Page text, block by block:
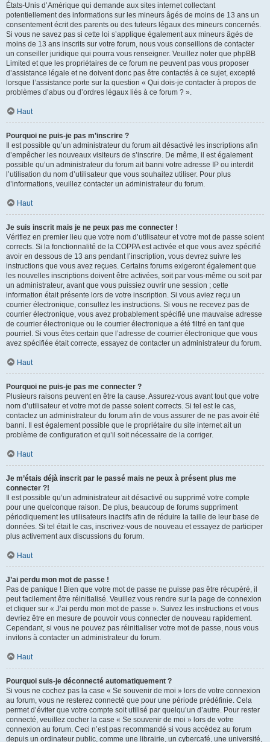
États-Unis d’Amérique qui demande aux sites internet collectant
potentiellement des informations sur les mineurs âgés de moins de 13 ans un
consentement écrit des parents ou des tuteurs légaux des mineurs concernés.
Si vous ne savez pas si cette loi s’applique également aux mineurs âgés de
moins de 13 ans inscrits sur votre forum, nous vous conseillons de contacter
un conseiller juridique qui pourra vous renseigner. Veuillez noter que phpBB
Limited et que les propriétaires de ce forum ne peuvent pas vous proposer
d’assistance légale et ne doivent donc pas être contactés à ce sujet, excepté
lorsque l’assistance porte sur la question « Qui dois-je contacter à propos de
problèmes d’abus ou d’ordres légaux liés à ce forum ? ».
Haut
Pourquoi ne puis-je pas m’inscrire ?
Il est possible qu’un administrateur du forum ait désactivé les inscriptions afin
d’empêcher les nouveaux visiteurs de s’inscrire. De même, il est également
possible qu’un administrateur du forum ait banni votre adresse IP ou interdit
l’utilisation du nom d’utilisateur que vous souhaitez utiliser. Pour plus
d’informations, veuillez contacter un administrateur du forum.
Haut
Je suis inscrit mais je ne peux pas me connecter !
Vérifiez en premier lieu que votre nom d’utilisateur et votre mot de passe soient
corrects. Si la fonctionnalité de la COPPA est activée et que vous avez spécifié
avoir en dessous de 13 ans pendant l’inscription, vous devrez suivre les
instructions que vous avez reçues. Certains forums exigeront également que
les nouvelles inscriptions doivent être activées, soit par vous-même ou soit par
un administrateur, avant que vous puissiez ouvrir une session ; cette
information était présente lors de votre inscription. Si vous aviez reçu un
courrier électronique, consultez les instructions. Si vous ne recevez pas de
courrier électronique, vous avez probablement spécifié une mauvaise adresse
de courrier électronique ou le courrier électronique a été filtré en tant que
pourriel. Si vous êtes certain que l’adresse de courrier électronique que vous
avez spécifiée était correcte, essayez de contacter un administrateur du forum.
Haut
Pourquoi ne puis-je pas me connecter ?
Plusieurs raisons peuvent en être la cause. Assurez-vous avant tout que votre
nom d’utilisateur et votre mot de passe soient corrects. Si tel est le cas,
contactez un administrateur du forum afin de vous assurer de ne pas avoir été
banni. Il est également possible que le propriétaire du site internet ait un
problème de configuration et qu’il soit nécessaire de la corriger.
Haut
Je m’étais déjà inscrit par le passé mais ne peux à présent plus me
connecter ?!
Il est possible qu’un administrateur ait désactivé ou supprimé votre compte
pour une quelconque raison. De plus, beaucoup de forums suppriment
périodiquement les utilisateurs inactifs afin de réduire la taille de leur base de
données. Si tel était le cas, inscrivez-vous de nouveau et essayez de participer
plus activement aux discussions du forum.
Haut
J’ai perdu mon mot de passe !
Pas de panique ! Bien que votre mot de passe ne puisse pas être récupéré, il
peut facilement être réinitialisé. Veuillez vous rendre sur la page de connexion
et cliquer sur « J’ai perdu mon mot de passe ». Suivez les instructions et vous
devriez être en mesure de pouvoir vous connecter de nouveau rapidement.
Cependant, si vous ne pouvez pas réinitialiser votre mot de passe, nous vous
invitons à contacter un administrateur du forum.
Haut
Pourquoi suis-je déconnecté automatiquement ?
Si vous ne cochez pas la case « Se souvenir de moi » lors de votre connexion
au forum, vous ne resterez connecté que pour une période prédéfinie. Cela
permet d’éviter que votre compte soit utilisé par quelqu’un d’autre. Pour rester
connecté, veuillez cocher la case « Se souvenir de moi » lors de votre
connexion au forum. Ceci n’est pas recommandé si vous accédez au forum
depuis un ordinateur public, comme une librairie, un cybercafé, une université,